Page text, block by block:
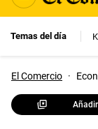
Temas del día
El Comercio ·